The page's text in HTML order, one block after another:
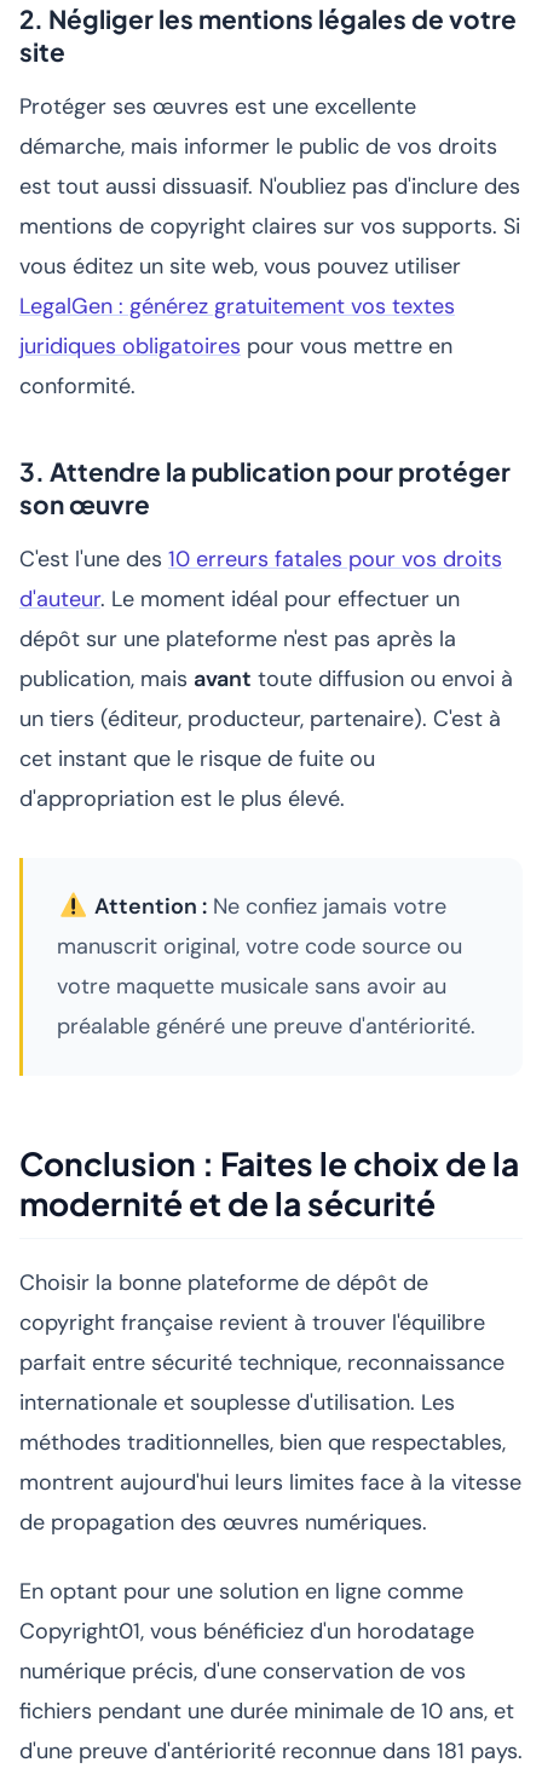
2. Négliger les mentions légales de votre
site
Protéger ses œuvres est une excellente
démarche, mais informer le public de vos droits
est tout aussi dissuasif. N'oubliez pas d'inclure des
mentions de copyright claires sur vos supports. Si
vous éditez un site web, vous pouvez utiliser
LegalGen : générez gratuitement vos textes
juridiques obligatoires pour vous mettre en
conformité.
3. Attendre la publication pour protéger
son œuvre
C'est l'une des 10 erreurs fatales pour vos droits
d'auteur. Le moment idéal pour effectuer un
dépôt sur une plateforme n'est pas après la
publication, mais avant toute diffusion ou envoi à
un tiers (éditeur, producteur, partenaire). C'est à
cet instant que le risque de fuite ou
d'appropriation est le plus élevé.
Attention :Ne confiez jamais votre
manuscrit original, votre code source ou
votre maquette musicale sans avoir au
préalable généré une preuve d'antériorité.
Conclusion : Faites le choix de la
modernité et de la sécurité
Choisir la bonne plateforme de dépôt de
copyright française revient à trouver l'équilibre
parfait entre sécurité technique, reconnaissance
internationale et souplesse d'utilisation. Les
méthodes traditionnelles, bien que respectables,
montrent aujourd'hui leurs limites face à la vitesse
de propagation des œuvres numériques.
En optant pour une solution en ligne comme
Copyright01, vous bénéficiez d'un horodatage
numérique précis, d'une conservation de vos
fichiers pendant une durée minimale de 10 ans, et
d'une preuve d'antériorité reconnue dans 181 pays.